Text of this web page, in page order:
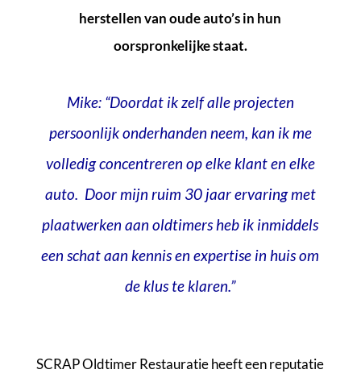
herstellen van oude auto’s in hun
oorspronkelijke staat.
Mike: “Doordat ik zelf alle projecten
persoonlijk onderhanden neem, kan ik me
volledig concentreren op elke klant en elke
auto. Door mijn ruim 30 jaar ervaring met
plaatwerken aan oldtimers heb ik inmiddels
een schat aan kennis en expertise in huis om
de klus te klaren.”
SCRAP Oldtimer Restauratie heeft een reputatie